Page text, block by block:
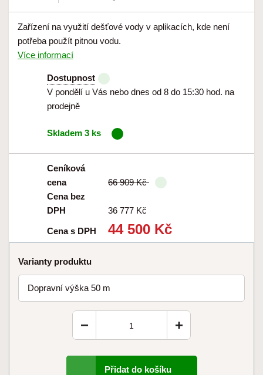
Zařízení na využití dešťové vody v aplikacích, kde není
potřeba použít pitnou vodu.
Více informací
Dostupnost
V pondělí u Vás nebo dnes od 8 do 15:30 hod. na
prodejně
Skladem 3 ks
Ceníková
cena
66 909 Kč
Cena bez
DPH
36 777 Kč
Cena s DPH 44 500 Kč
Varianty produktu
Dopravní výška 50 m
+
−
Přidat do košíku